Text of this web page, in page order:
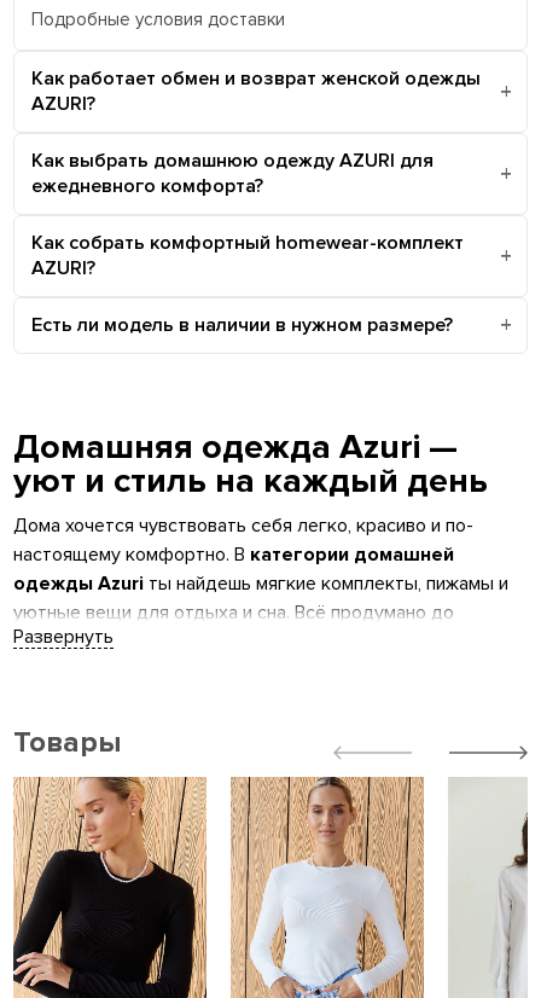
Подробные условия доставки
Как работает обмен и возврат женской одежды
AZURI?
Как выбрать домашнюю одежду AZURI для
ежедневного комфорта?
Как собрать комфортный homewear-комплект
AZURI?
Есть ли модель в наличии в нужном размере?
Домашняя одежда Azuri —
уют и стиль на каждый день
Дома хочется чувствовать себя легко, красиво и по-
настоящему комфортно. В категории домашней
одежды Azuri ты найдешь мягкие комплекты, пижамы и
уютные вещи для отдыха и сна. Всё продумано до
мелочей — от ткани до кроя.
с заботой
made in Ukraine
производство и контроль качества на каждом этапе. Мы
создаёмукраинскую модудаже для самого тихого
времени суток.
Что представлено в разделе
•Пижамы
из хлопка, трикотажа
• Домашние костюмы — простые, удобные и дышащие
Товары